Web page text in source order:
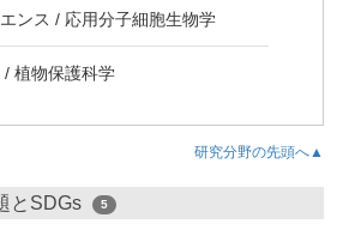
ンス / 応用分子細胞生物学
植物保護科学
研究分野の先頭へ▲
とSDGs 5